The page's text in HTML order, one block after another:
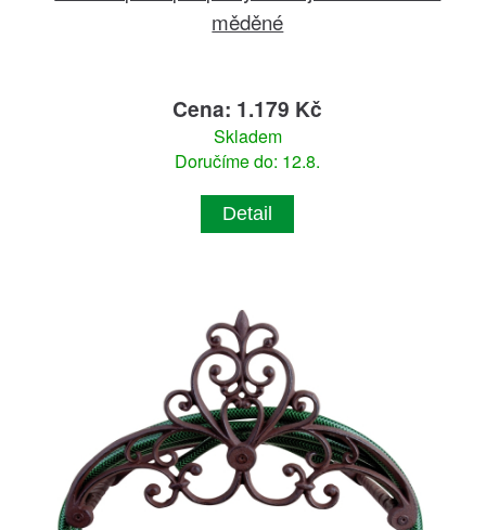
měděné
Cena: 1.179 Kč
Skladem
Doručíme do: 12.8.
Detail